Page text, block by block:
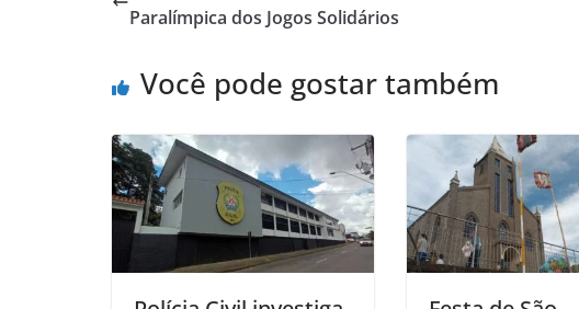
Paralímpica dos Jogos Solidários
Você pode gostar também